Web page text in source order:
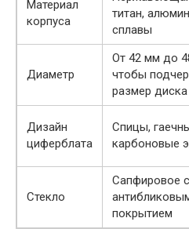
Материал
корпуса
титан,
сплавы
Диаметр
От 42 мм до
чтобы
размер диска
Дизайн
циферблата
Спицы,
карбоновые
Стекло
Сапфировое с
покрытием